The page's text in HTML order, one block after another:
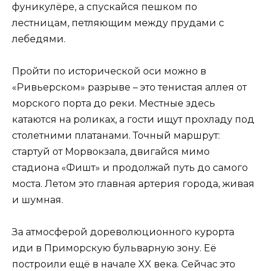
фуникулёре, а спускайся пешком по
лестницам, петляющим между прудами с
лебедями.
Пройти по исторической оси можно в
«Ривьерском» разрыве – это тенистая аллея от
морского порта до реки. Местные здесь
катаются на роликах, а гости ищут прохладу под
столетними платанами. Точный маршрут:
стартуй от Морвокзала, двигайся мимо
стадиона «Фишт» и продолжай путь до самого
моста. Летом это главная артерия города, живая
и шумная.
За атмосферой дореволюционного курорта
иди в Приморскую бульварную зону. Её
построили ещё в начале XX века. Сейчас это